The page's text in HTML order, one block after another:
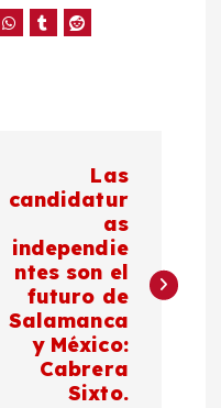
Las
candidatur
as
independie
ntes son el
futuro de
Salamanca
y México:
Cabrera
Sixto.